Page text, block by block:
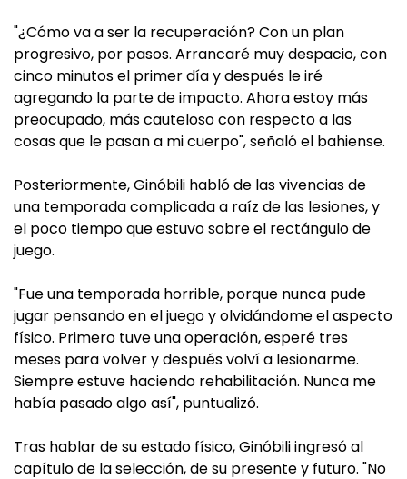
"¿Cómo va a ser la recuperación? Con un plan
progresivo, por pasos. Arrancaré muy despacio, con
cinco minutos el primer día y después le iré
agregando la parte de impacto. Ahora estoy más
preocupado, más cauteloso con respecto a las
cosas que le pasan a mi cuerpo", señaló el bahiense.
Posteriormente, Ginóbili habló de las vivencias de
una temporada complicada a raíz de las lesiones, y
el poco tiempo que estuvo sobre el rectángulo de
juego.
"Fue una temporada horrible, porque nunca pude
jugar pensando en el juego y olvidándome el aspecto
físico. Primero tuve una operación, esperé tres
meses para volver y después volví a lesionarme.
Siempre estuve haciendo rehabilitación. Nunca me
había pasado algo así", puntualizó.
Tras hablar de su estado físico, Ginóbili ingresó al
capítulo de la selección, de su presente y futuro. "No